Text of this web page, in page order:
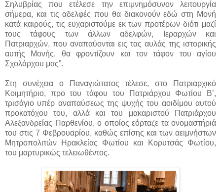
Σηλυβρίας που ετέλεσε την επιμνημόσυνον λειτουργία
σήμερα, και τις αδελφές που θα διακονούν εδώ στη Μονή
κατά καιρούς, τις ευχαριστούμε εκ των προτέρων διότι μαζί
τους τάφους των άλλων αδελφών, Ιεραρχών και
Πατριαρχών, που αναπαύονται εις τας αυλάς της ιστορικής
αυτής Μονής, θα φροντίζουν και τον τάφον του αγίου
Σχολάρχου μας”.
Στη συνέχεια ο Παναγιώτατος τέλεσε, στο Πατριαρχικό
Κοιμητήριο, προ του τάφου του Πατριάρχου Φωτίου Β’,
τρισάγιο υπέρ αναπαύσεως της ψυχής του αοιδίμου αυτού
προκατόχου του, αλλά και του μακαριστού Πατριάρχου
Αλεξανδρείας Παρθενίου, ο οποίος εόρταζε τα ονομαστήριά
του στις 7 Φεβρουαρίου, καθώς επίσης και των αειμνήστων
Μητροπολιτών Ηρακλείας Φωτίου και Κορυτσάς Φωτίου,
του μαρτυρικώς τελειωθέντος.